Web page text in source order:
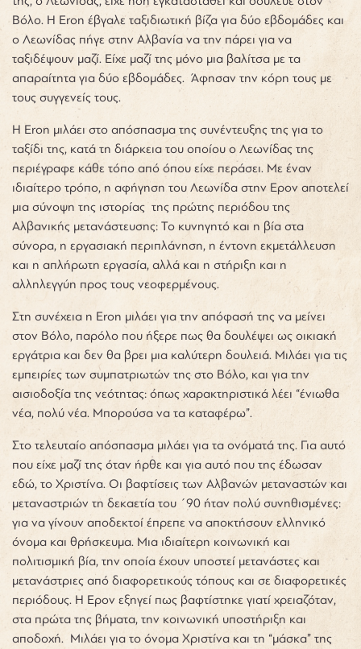
Βόλο. Η Eron έβγαλε ταξιδιωτική βίζα για δύο εβδομάδες και
ο Λεωνίδας πήγε στην Αλβανία να την πάρει για να
ταξιδέψουν μαζί. Είχε μαζί της μόνο μια βαλίτσα με τα
απαραίτητα για δύο εβδομάδες. Άφησαν την κόρη τους με
τους συγγενείς τους.
Η Eron μιλάει στο απόσπασμα της συνέντευξης της για το
ταξίδι της, κατά τη διάρκεια του οποίου ο Λεωνίδας της
περιέγραφε κάθε τόπο από όπου είχε περάσει. Με έναν
ιδιαίτερο τρόπο, η αφήγηση του Λεωνίδα στην Ερον αποτελεί
μια σύνοψη της ιστορίας της πρώτης περιόδου της
Αλβανικής μετανάστευσης: Το κυνηγητό και η βία στα
σύνορα, η εργασιακή περιπλάνηση, η έντονη εκμετάλλευση
και η απλήρωτη εργασία, αλλά και η στήριξη και η
αλληλεγγύη προς τους νεοφερμένους.
Στη συνέχεια η Eron μιλάει για την απόφασή της να μείνει
στον Βόλο, παρόλο που ήξερε πως θα δουλέψει ως οικιακή
εργάτρια και δεν θα βρει μια καλύτερη δουλειά. Μιλάει για τις
εμπειρίες των συμπατριωτών της στο Βόλο, και για την
αισιοδοξία της νεότητας: όπως χαρακτηριστικά λέει “ένιωθα
νέα, πολύ νέα. Μπορούσα να τα καταφέρω”.
Στο τελευταίο απόσπασμα μιλάει για τα ονόματά της. Για αυτό
που είχε μαζί της όταν ήρθε και για αυτό που της έδωσαν
εδώ, το Χριστίνα. Οι βαφτίσεις των Αλβανών μεταναστών και
μεταναστριών τη δεκαετία του ΄90 ήταν πολύ συνηθισμένες:
για να γίνουν αποδεκτοί έπρεπε να αποκτήσουν ελληνικό
όνομα και θρήσκευμα. Μια ιδιαίτερη κοινωνική και
πολιτισμική βία, την οποία έχουν υποστεί μετανάστες και
μετανάστριες από διαφορετικούς τόπους και σε διαφορετικές
περιόδους. Η Ερον εξηγεί πως βαφτίστηκε γιατί χρειαζόταν,
στα πρώτα της βήματα, την κοινωνική υποστήριξη και
αποδοχή. Μιλάει για το όνομα Χριστίνα και τη “μάσκα” της